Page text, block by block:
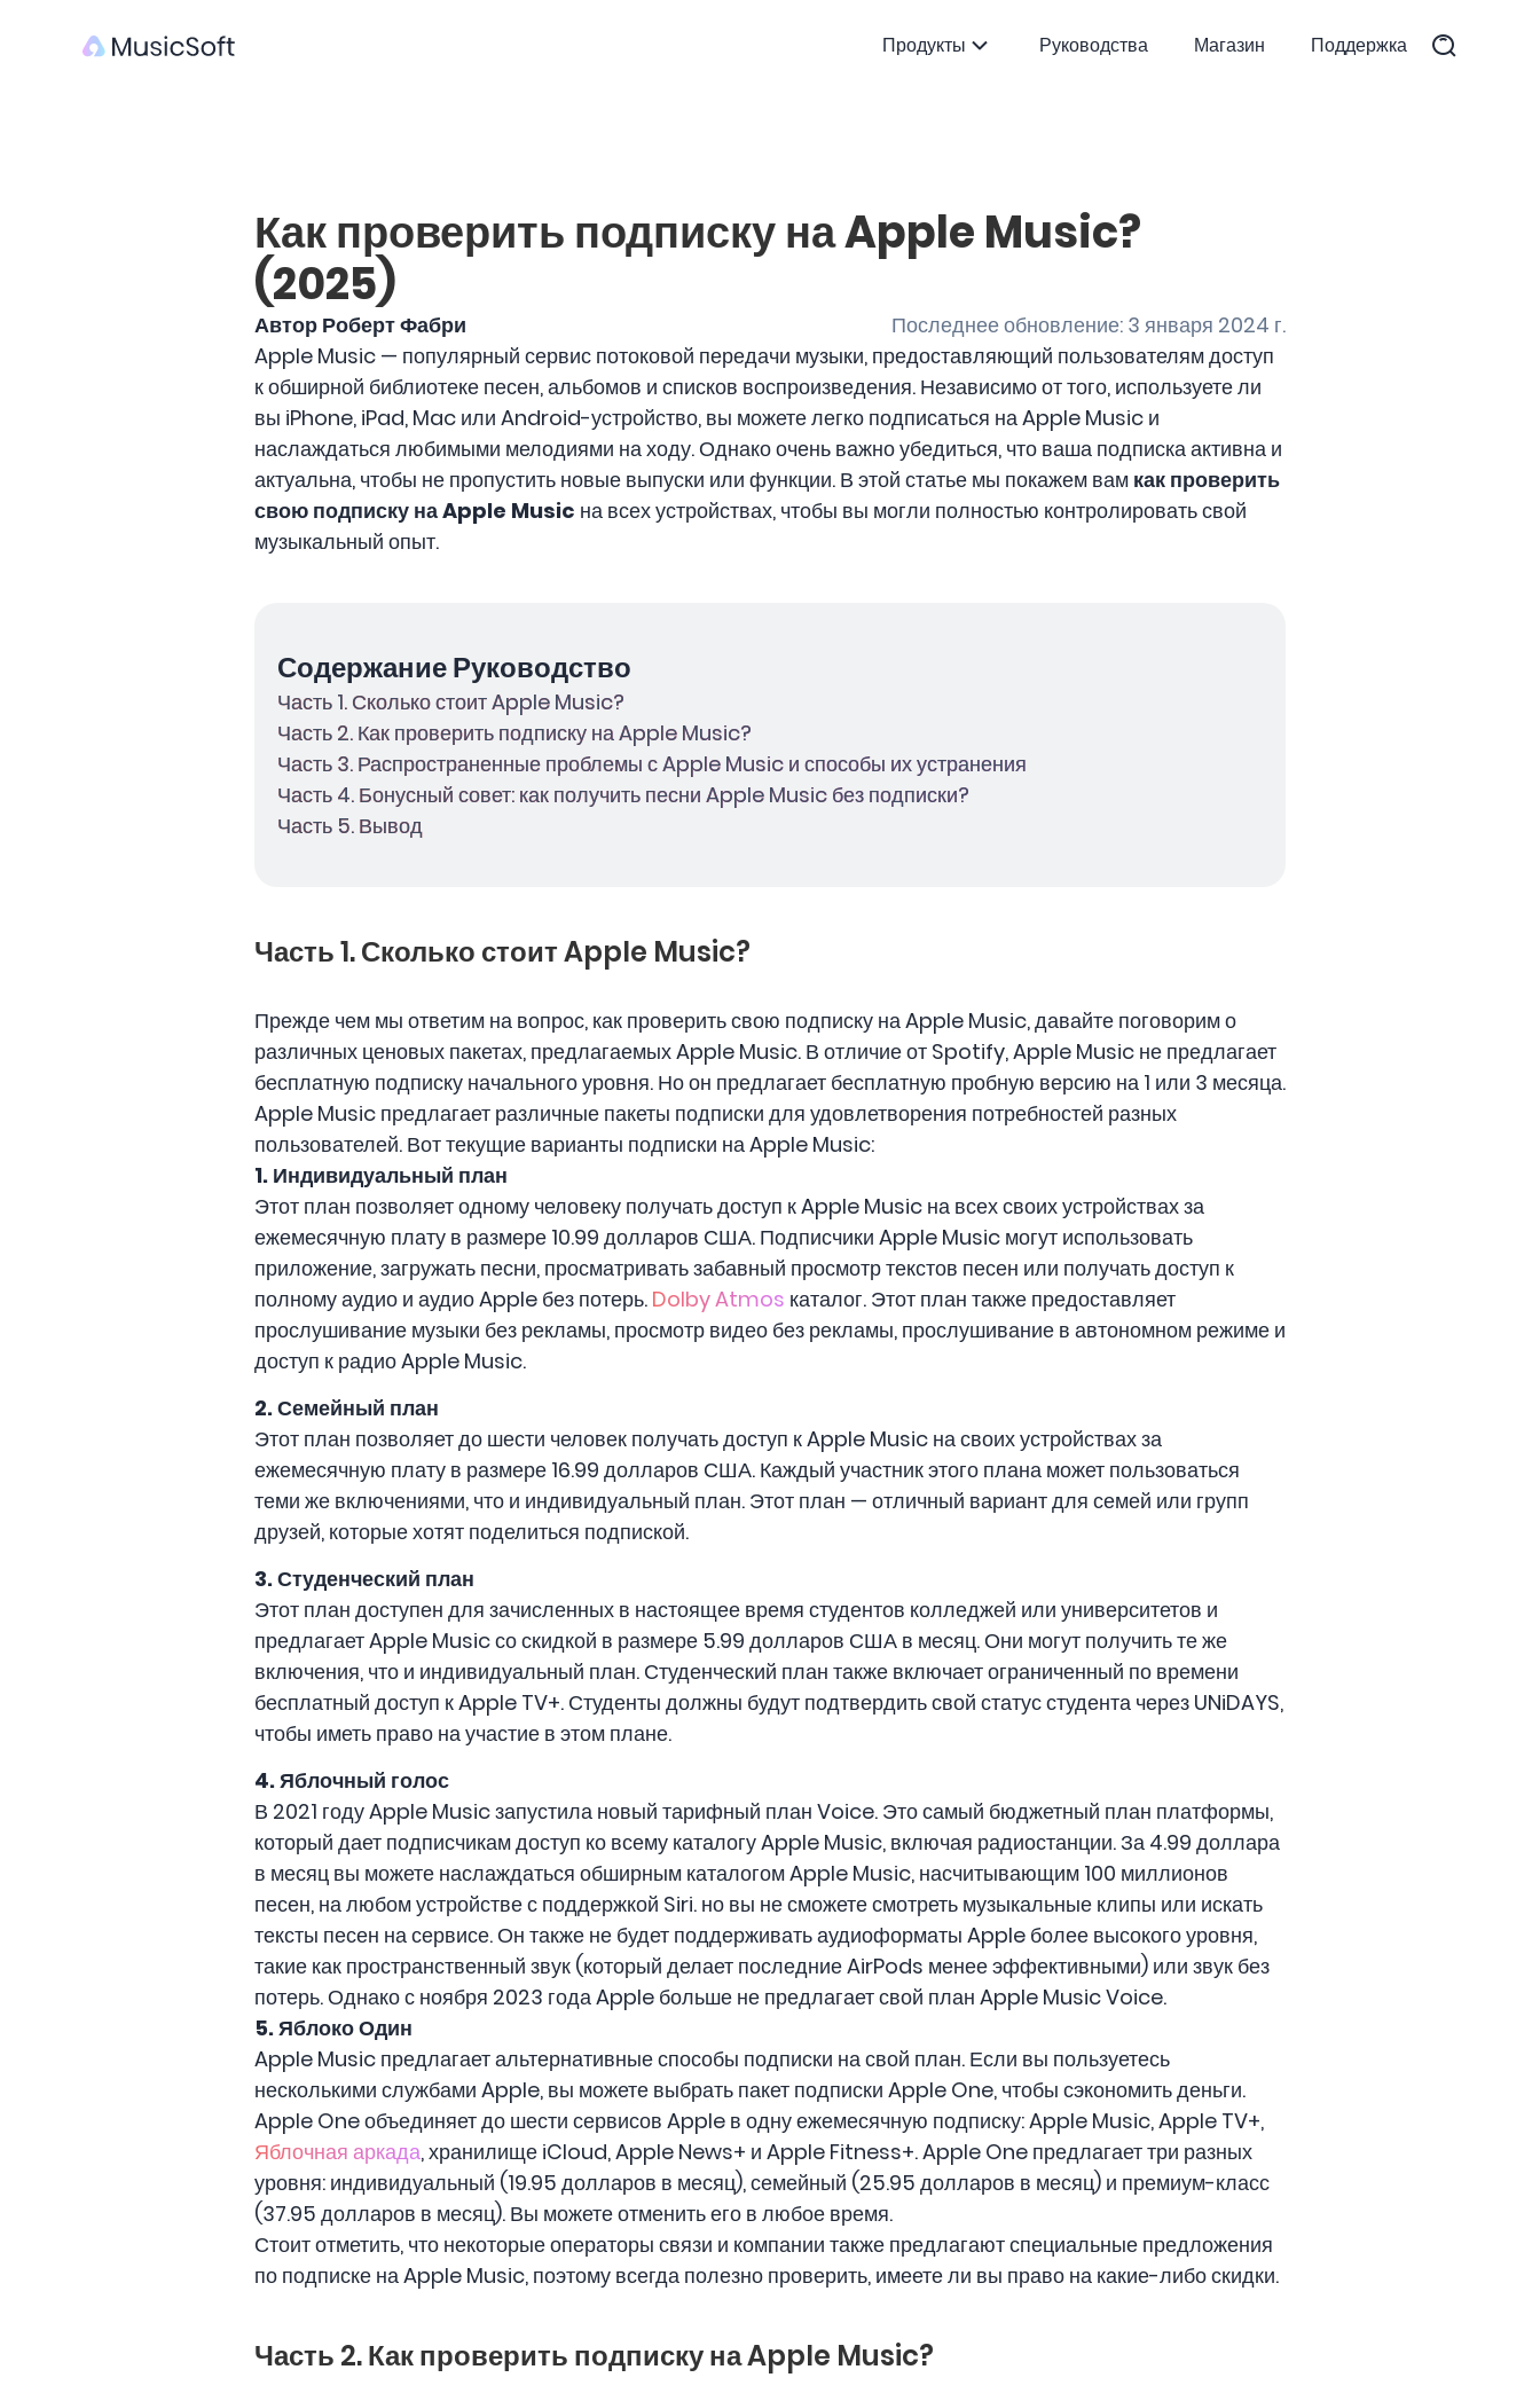
Продукты Руководства Магазин Поддержка
Как проверить подписку на Apple Music?
(2025)
Автор Роберт Фабри
Последнее обновление: 3 января 2024 г.
Apple Music — популярный сервис потоковой передачи музыки, предоставляющий пользователям доступ
к обширной библиотеке песен, альбомов и списков воспроизведения. Независимо от того, используете ли
вы iPhone, iPad, Mac или Android-устройство, вы можете легко подписаться на Apple Music и
наслаждаться любимыми мелодиями на ходу. Однако очень важно убедиться, что ваша подписка активна и
актуальна, чтобы не пропустить новые выпуски или функции. В этой статье мы покажем вам как проверить
свою подписку на Apple Music на всех устройствах, чтобы вы могли полностью контролировать свой
музыкальный опыт.
Содержание Руководство
Часть 1. Сколько стоит Apple Music?
Часть 2. Как проверить подписку на Apple Music?
Часть 3. Распространенные проблемы с Apple Music и способы их устранения
Часть 4. Бонусный совет: как получить песни Apple Music без подписки?
Часть 5. Вывод
Часть 1. Сколько стоит Apple Music?
Прежде чем мы ответим на вопрос, как проверить свою подписку на Apple Music, давайте поговорим о
различных ценовых пакетах, предлагаемых Apple Music. В отличие от Spotify, Apple Music не предлагает
бесплатную подписку начального уровня. Но он предлагает бесплатную пробную версию на 1 или 3 месяца.
Apple Music предлагает различные пакеты подписки для удовлетворения потребностей разных
пользователей. Вот текущие варианты подписки на Apple Music:
1. Индивидуальный план
Этот план позволяет одному человеку получать доступ к Apple Music на всех своих устройствах за
ежемесячную плату в размере 10.99 долларов США. Подписчики Apple Music могут использовать
приложение, загружать песни, просматривать забавный просмотр текстов песен или получать доступ к
полному аудио и аудио Apple без потерь. Dolby Atmos каталог. Этот план также предоставляет
прослушивание музыки без рекламы, просмотр видео без рекламы, прослушивание в автономном режиме и
доступ к радио Apple Music.
2. Семейный план
Этот план позволяет до шести человек получать доступ к Apple Music на своих устройствах за
ежемесячную плату в размере 16.99 долларов США. Каждый участник этого плана может пользоваться
теми же включениями, что и индивидуальный план. Этот план — отличный вариант для семей или групп
друзей, которые хотят поделиться подпиской.
3. Студенческий план
Этот план доступен для зачисленных в настоящее время студентов колледжей или университетов и
предлагает Apple Music со скидкой в ​​размере 5.99 долларов США в месяц. Они могут получить те же
включения, что и индивидуальный план. Студенческий план также включает ограниченный по времени
бесплатный доступ к Apple TV+. Студенты должны будут подтвердить свой статус студента через UNiDAYS,
чтобы иметь право на участие в этом плане.
4. Яблочный голос
В 2021 году Apple Music запустила новый тарифный план Voice. Это самый бюджетный план платформы,
который дает подписчикам доступ ко всему каталогу Apple Music, включая радиостанции. За 4.99 доллара
в месяц вы можете наслаждаться обширным каталогом Apple Music, насчитывающим 100 миллионов
песен, на любом устройстве с поддержкой Siri. но вы не сможете смотреть музыкальные клипы или искать
тексты песен на сервисе. Он также не будет поддерживать аудиоформаты Apple более высокого уровня,
такие как пространственный звук (который делает последние AirPods менее эффективными) или звук без
потерь. Однако с ноября 2023 года Apple больше не предлагает свой план Apple Music Voice.
5. Яблоко Один
Apple Music предлагает альтернативные способы подписки на свой план. Если вы пользуетесь
несколькими службами Apple, вы можете выбрать пакет подписки Apple One, чтобы сэкономить деньги.
Apple One объединяет до шести сервисов Apple в одну ежемесячную подписку: Apple Music, Apple TV+,
Яблочная аркада, хранилище iCloud, Apple News+ и Apple Fitness+. Apple One предлагает три разных
уровня: индивидуальный (19.95 долларов в месяц), семейный (25.95 долларов в месяц) и премиум-класс
(37.95 долларов в месяц). Вы можете отменить его в любое время.
Стоит отметить, что некоторые операторы связи и компании также предлагают специальные предложения
по подписке на Apple Music, поэтому всегда полезно проверить, имеете ли вы право на какие-либо скидки.
Часть 2. Как проверить подписку на Apple Music?